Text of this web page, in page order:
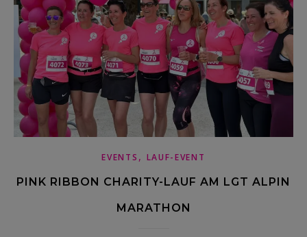
EVENTS , LAUF-EVENT
PINK RIBBON CHARITY-LAUF AM LGT ALPIN
MARATHON